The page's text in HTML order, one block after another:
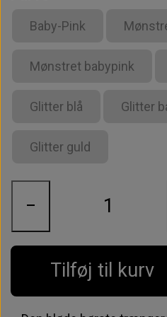
Baby-Pink
Mønstret babypink
Glitter blå Glitter
Glitter guld
−
Tilføj til kurv